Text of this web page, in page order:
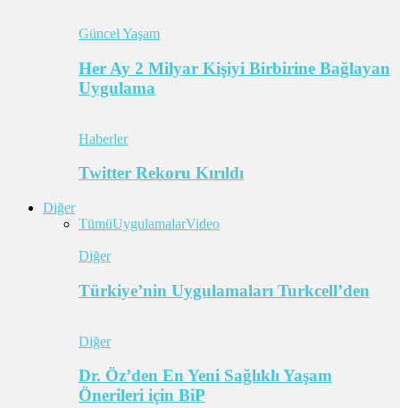
Güncel Yaşam
Her Ay 2 Milyar Kişiyi Birbirine Bağlayan
Uygulama
Haberler
Twitter Rekoru Kırıldı
Diğer
TümüUygulamalarVideo
Diğer
Türkiye’nin Uygulamaları Turkcell’den
Diğer
Dr. Öz’den En Yeni Sağlıklı Yaşam
Önerileri için BiP